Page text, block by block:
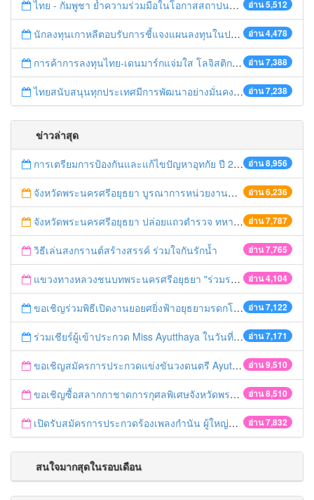
อ่าน 5,512
ไทย - กัมพูชา ย้ำความร่วมมือในโอกาสสถาปนาความสัมพันธ์ทางการทูตครบรอบ 65 ปี
อ่าน 4,478
นักลงทุนเกาหลีตอบรับการชี้แจงแผนลงทุนในประเทศไทย
อ่าน 7,388
การค้าการลงทุนไทย-เดนมาร์กแจ่มใส โลจิสติกส์ไทยโดดเด่นในภูมิภาค
อ่าน 7,238
ไทยสนับสนุนทุกประเทศมีการพัฒนาอย่างมั่นคง มั่งคั่ง ยั่งยืน ในการประชุม Boao Forum for Asia
ข่าวล่าสุด
อ่าน 8,956
การเตรียมการป้องกันและแก้ไขปัญหาอุทกัย ปี 2561
อ่าน 6,236
จังหวัดพระนครศรีอยุธยา บูรณาการหน่วยงานที่เกี่ยวข้อง ลงพื้นที่จัดระเบียบและดำเนินมาตรการตามบทลงโทษสูงสุดกับผู้ประกอบการร้านค้าที่ยังฝ่าฝืนตั้งร้านค้ารุกล้ำเขตพื้นที่ทางหลวง เตรียมความปลอดภัยก่อนเทศกาลสงกรานต์
อ่าน 7,787
จังหวัดพระนครศรีอยุธยา ปล่อยแถวตำรวจ ทหาร ฝ่ายปกครอง กว่า 100 นาย ตรวจเข้มท่ารถสาธารณะ สถานีขนส่งรถโดยสาร วินรถตู้ และสถานีรถไฟ เตรียมรับมือเทศกาลสงกรานต์
อ่าน 7,765
วิธีเล่นสงกรานต์สร้างสรรค์ ร่วมใจกันรักน้ำ
อ่าน 4,104
แขวงทางหลวงชนบทพระนครศรีอยุธยา "ร่วมรณรงค์ ขับช้า เปิดไฟหน้า คาดเข็มขัด" เทศกาลสงกรานต์ ปี 2561
อ่าน 7,122
ขอเชิญร่วมพิธีเปิดงานยอยศยิ่งฟ้าอยุธยามรดกโลก
อ่าน 7,171
ร่วมเชียร์ผู้เข้าประกวด Miss Ayutthaya ในวันที่ 15 ธันวาคม 2560
อ่าน 9,510
ขอเชิญสมัครการประกวดแข่งขันวงดนตรี Ayutthaya battle of the bands
อ่าน 8,510
ขอเชิญซื้อสลากกาชาดการกุศลพิเศษจังหวัดพระนครศรีอยุธยา 2560
อ่าน 7,832
เปิดรับสมัครการประกวดร้องเพลงกำนัน ผู้ใหญ่บ้าน ฯลฯ
สนใจมากสุดในรอบเดือน